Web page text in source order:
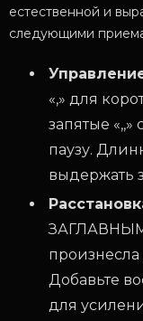
естественной и
следующими
«,» для
запятые
паузу.
выдержать
произнесла
Добавьте
для